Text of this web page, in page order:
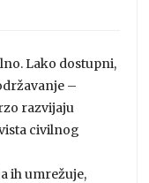
Lako dostupni,
–
razvijaju
civilnog
ih umrežuje,